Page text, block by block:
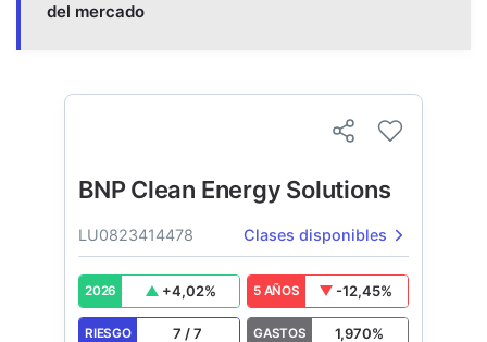
del mercado
BNP Clean Energy Solutions
LU0823414478 Clases disponibles
2026 +4,02% 5 AÑOS -12,45%
RIESGO 7 /7 GASTOS 1,970%